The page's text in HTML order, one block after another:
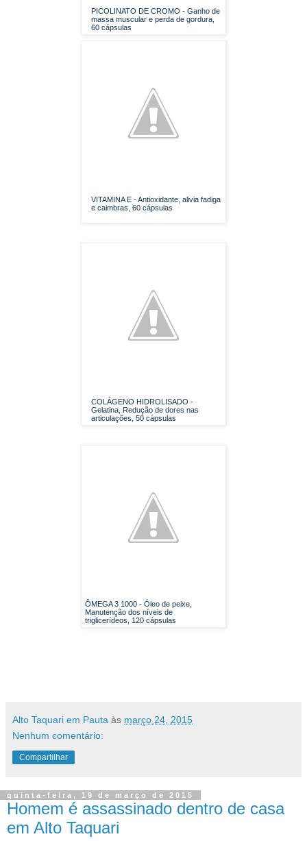
PICOLINATO DE CROMO - Ganho de
massa muscular e perda de gordura,
60 cápsulas
VITAMINA E - Antioxidante, alivia fadiga
e caimbras, 60 cápsulas
COLÁGENO HIDROLISADO -
Gelatina, Redução de dores nas
articulações, 50 cápsulas
ÔMEGA 3 1000 - Óleo de peixe,
Manutenção dos níveis de
triglicerídeos, 120 cápsulas
Alto Taquari em Pauta às março 24, 2015
Nenhum comentário:
Compartilhar
quinta-feira, 19 de março de 2015
Homem é assassinado dentro de casa
em Alto Taquari